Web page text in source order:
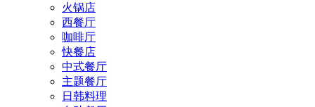
火锅店
西餐厅
咖啡厅
快餐店
中式餐厅
主题餐厅
日韩料理